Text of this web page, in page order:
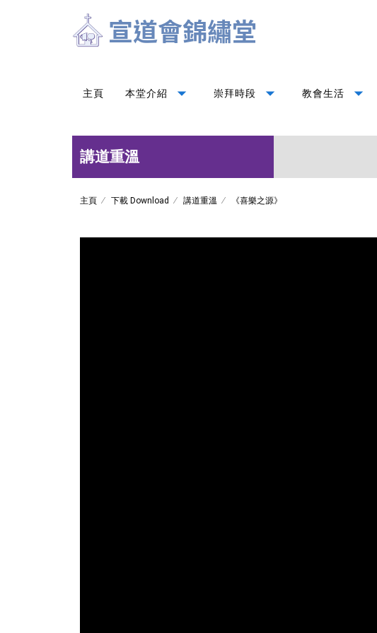
主頁 本堂介紹 arrow_drop_down 崇拜時段 arrow_drop_down 教會生活 arrow_drop_down
講道重溫
主頁 下載 Download 講道重溫 《喜樂之源》